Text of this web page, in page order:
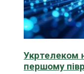
Укртелеком
першому